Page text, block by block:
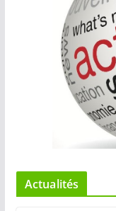
Actualités